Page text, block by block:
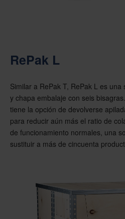
RePak L
Similar a RePak T, RePak L es
y chapa embalaje con seis
tiene la opción de devolverse
para reducir aún más el ratio de
de funcionamiento normales, una
sustituir a más de cincuenta